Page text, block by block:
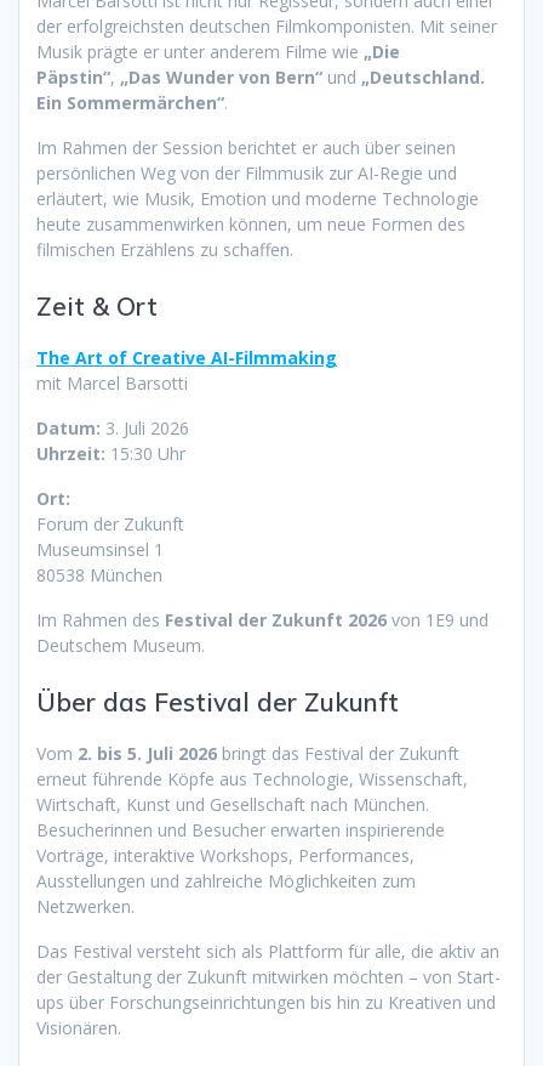
der erfolgreichsten deutschen Filmkomponisten. Mit seiner
Musik prägte er unter anderem Filme wie „Die
Päpstin“, „Das Wunder von Bern“ und „Deutschland.
Ein Sommermärchen“.
Im Rahmen der Session berichtet er auch über seinen
persönlichen Weg von der Filmmusik zur AI-Regie und
erläutert, wie Musik, Emotion und moderne Technologie
heute zusammenwirken können, um neue Formen des
filmischen Erzählens zu schaffen.
Zeit & Ort
The Art of Creative AI-Filmmaking
mit Marcel Barsotti
Datum: 3. Juli 2026
Uhrzeit: 15:30 Uhr
Ort:
Forum der Zukunft
Museumsinsel 1
80538 München
Im Rahmen des Festival der Zukunft 2026 von 1E9 und
Deutschem Museum.
Über das Festival der Zukunft
Vom 2. bis 5. Juli 2026 bringt das Festival der Zukunft
erneut führende Köpfe aus Technologie, Wissenschaft,
Wirtschaft, Kunst und Gesellschaft nach München.
Besucherinnen und Besucher erwarten inspirierende
Vorträge, interaktive Workshops, Performances,
Ausstellungen und zahlreiche Möglichkeiten zum
Netzwerken.
Das Festival versteht sich als Plattform für alle, die aktiv an
der Gestaltung der Zukunft mitwirken möchten – von Start-
ups über Forschungseinrichtungen bis hin zu Kreativen und
Visionären.